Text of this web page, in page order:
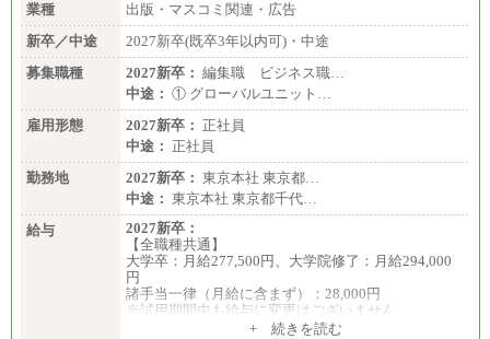
業種
出版・マスコミ関連・広告
新卒／中途
2027新卒(既卒3年以内可)・中途
募集職種
2027新卒： 編集職 ビジネス職…
中途： ① グローバルユニット…
雇用形態
2027新卒： 正社員
中途： 正社員
勤務地
2027新卒： 東京本社 東京都…
中途： 東京本社 東京都千代…
給与
2027新卒：
【全職種共通】
大学卒：月給277,500円、大学院修了：月給294,000
円
諸手当一律（月給に含まず）：28,000円
※試用期間中も給与に変更はございません
+ 続きを読む